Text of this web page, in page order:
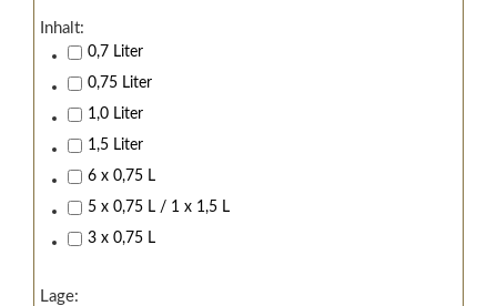
Inhalt:
0,7 Liter
0,75 Liter
1,0 Liter
1,5 Liter
6 x 0,75 L
5 x 0,75 L / 1 x 1,5 L
3 x 0,75 L
Lage: